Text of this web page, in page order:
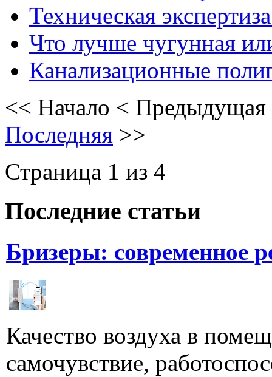
Техническая
Что лучше чугунная
Канализационные
<< Начало < Предыдущая
Последняя >>
Страница 1 из 4
Последние статьи
Бризеры: современное
Качество воздуха в
самочувствие,